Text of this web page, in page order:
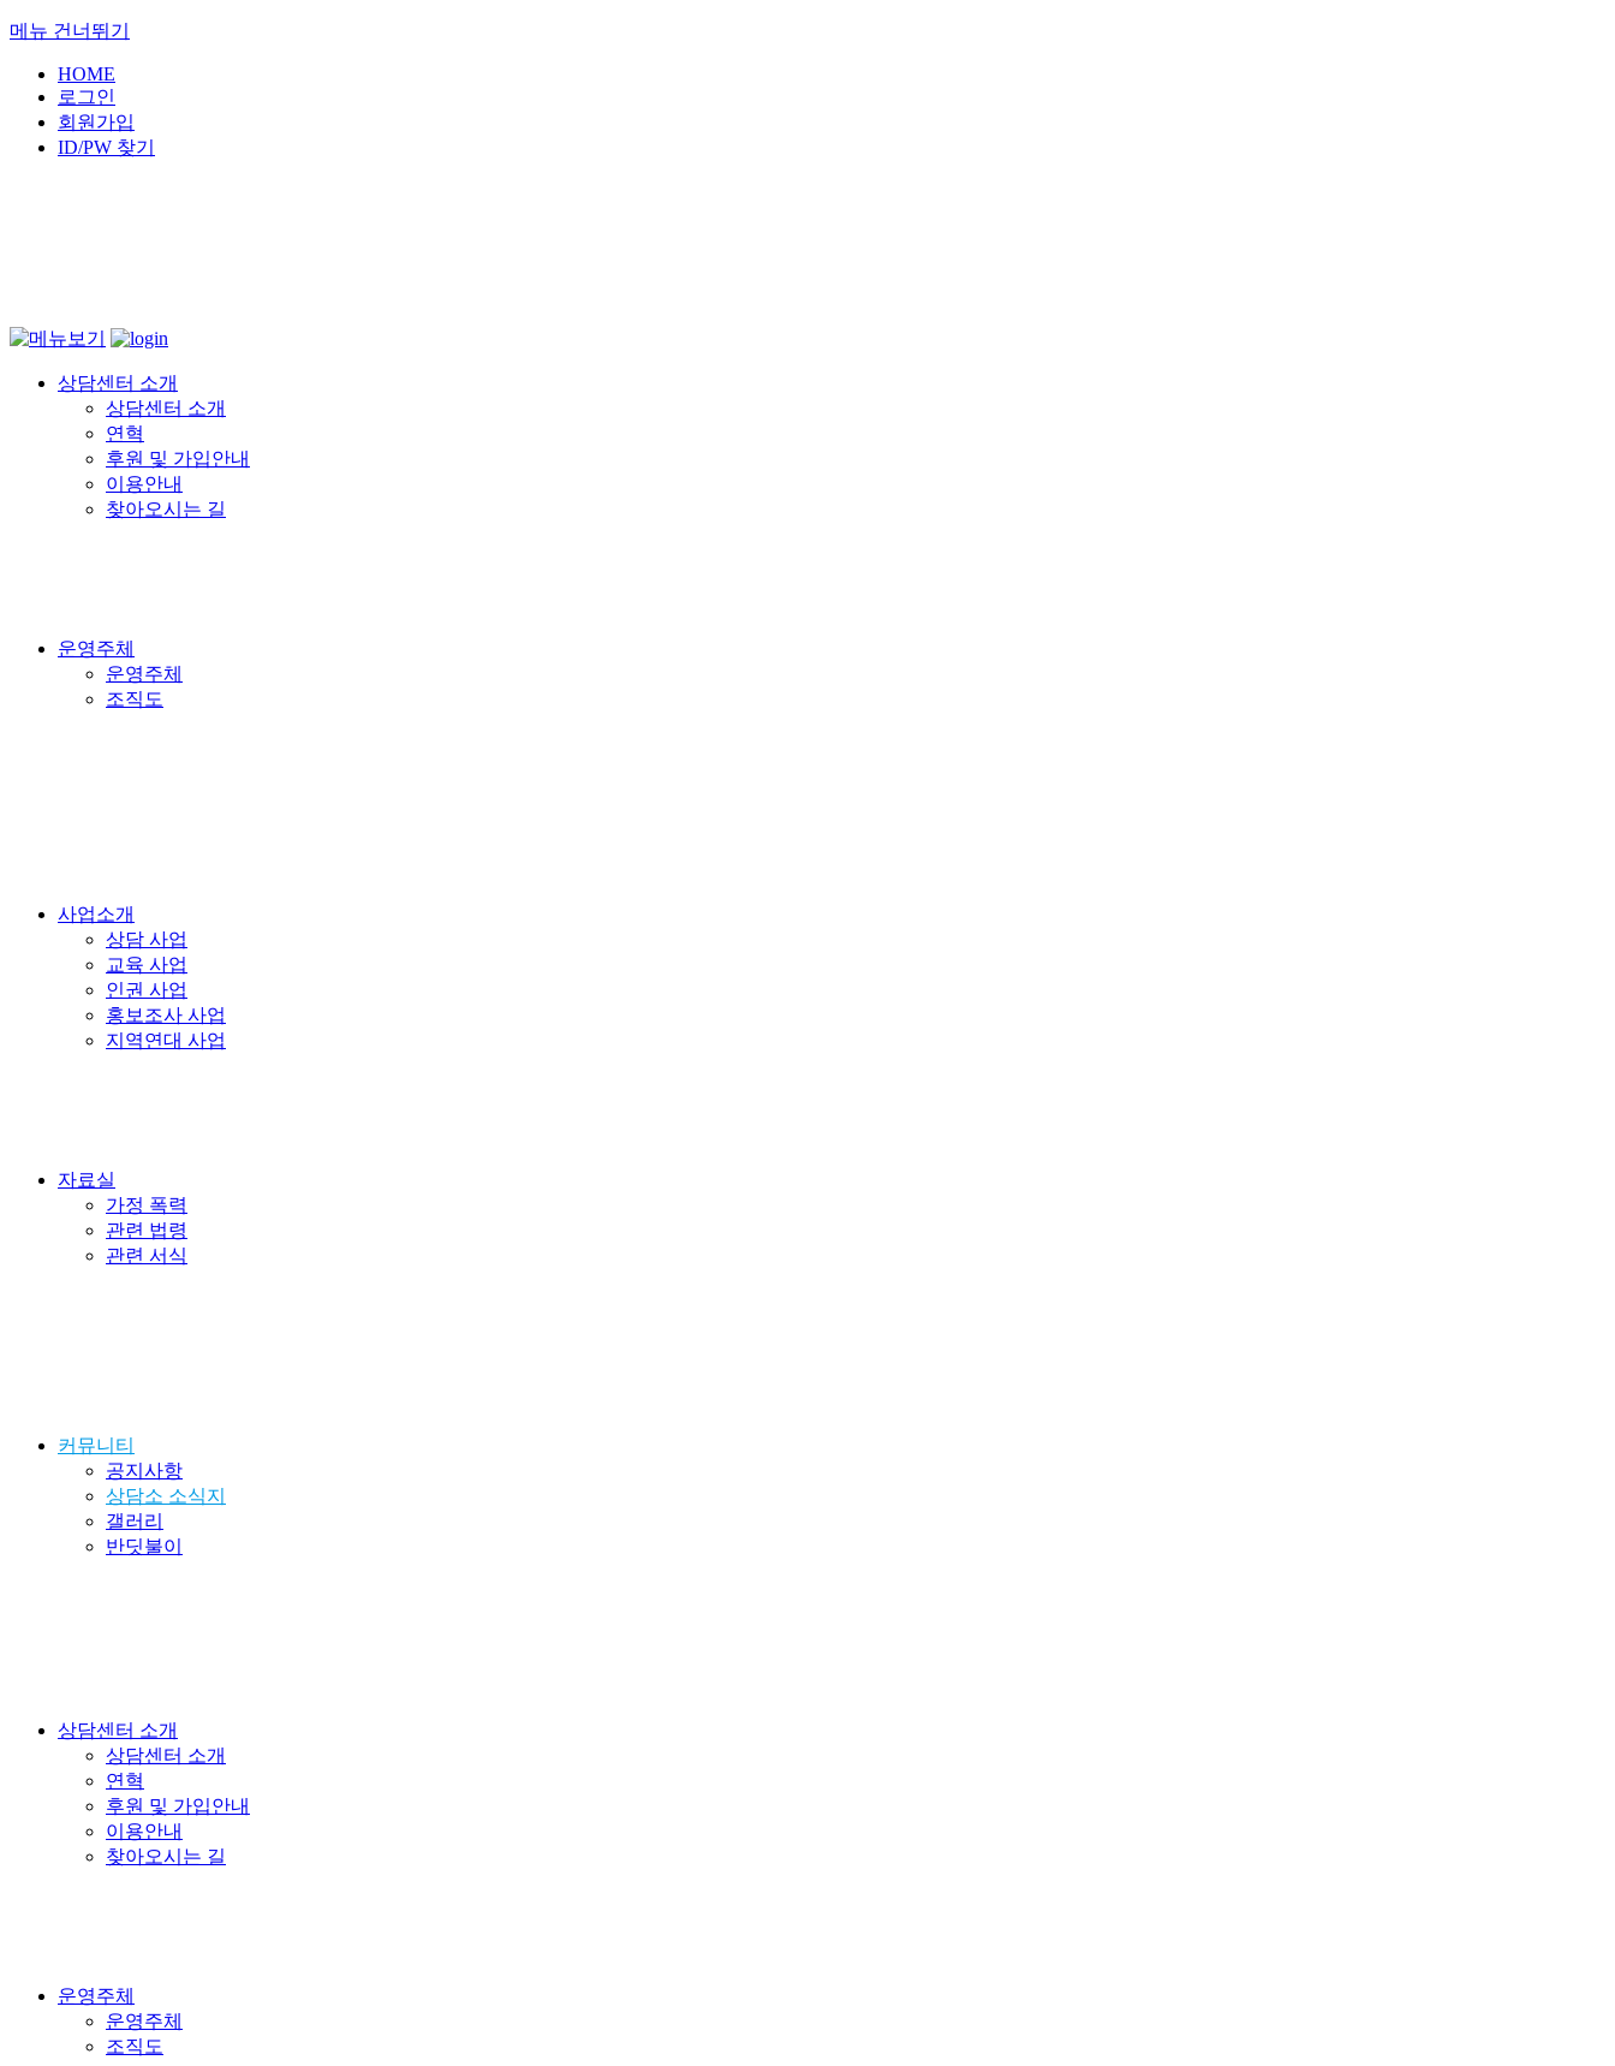
메뉴 건너뛰기
HOME
로그인
회원가입
ID/PW 찾기
상담센터 소개
상담센터 소개
연혁
후원 및 가입안내
이용안내
찾아오시는 길
운영주체
운영주체
조직도
사업소개
상담 사업
교육 사업
인권 사업
홍보조사 사업
지역연대 사업
자료실
가정 폭력
관련 법령
관련 서식
커뮤니티
공지사항
상담소 소식지
갤러리
반딧불이
상담센터 소개
상담센터 소개
연혁
후원 및 가입안내
이용안내
찾아오시는 길
운영주체
운영주체
조직도